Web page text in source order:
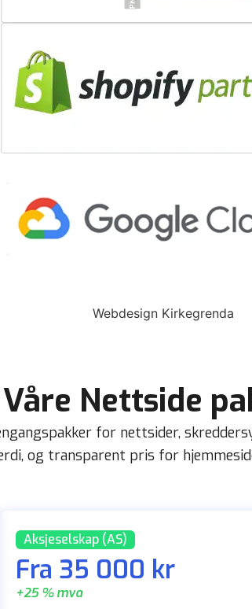
Våre Nettside
for nettsider,
og transparent pris for
Aksjeselskap (AS)
Fra 35 000 kr
+25 % mva